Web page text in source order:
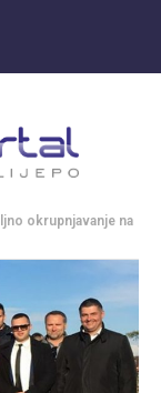
okrupnjavanje na